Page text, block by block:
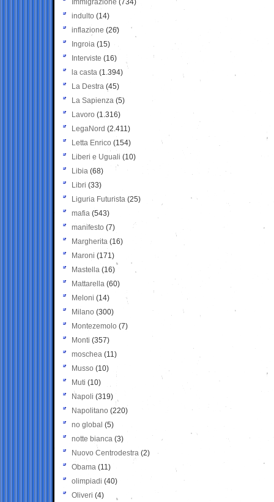
Immigrazione (734)
indulto (14)
inflazione (26)
Ingroia (15)
Interviste (16)
la casta (1.394)
La Destra (45)
La Sapienza (5)
Lavoro (1.316)
LegaNord (2.411)
Letta Enrico (154)
Liberi e Uguali (10)
Libia (68)
Libri (33)
Liguria Futurista (25)
mafia (543)
manifesto (7)
Margherita (16)
Maroni (171)
Mastella (16)
Mattarella (60)
Meloni (14)
Milano (300)
Montezemolo (7)
Monti (357)
moschea (11)
Musso (10)
Muti (10)
Napoli (319)
Napolitano (220)
no global (5)
notte bianca (3)
Nuovo Centrodestra (2)
Obama (11)
olimpiadi (40)
Oliveri (4)